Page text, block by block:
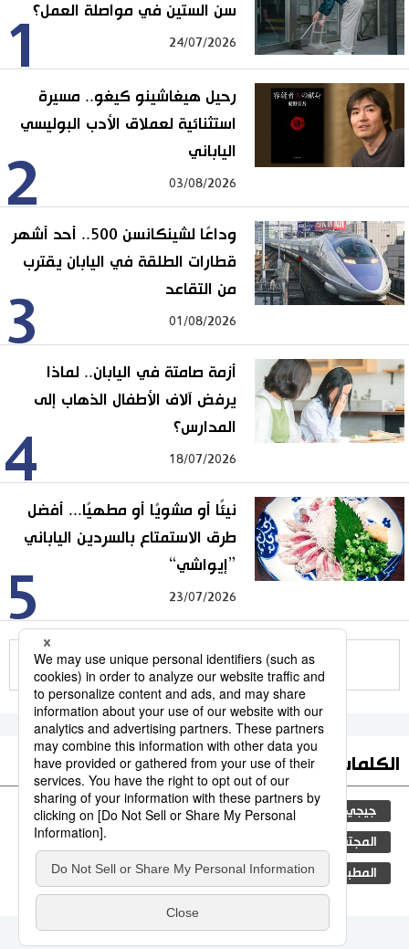
1سن الستين في مواصلة العمل؟
24/07/2026
2
رحيل هيغاشينو كيغو.. مسيرة
استثنائية لعملاق الأدب البوليسي
الياباني
03/08/2026
3
وداعًا لشينكانسن 500.. أحد أشهر
قطارات الطلقة في اليابان يقترب
من التقاعد
01/08/2026
4
أزمة صامتة في اليابان.. لماذا
يرفض آلاف الأطفال الذهاب إلى
المدارس؟
18/07/2026
5
نيئًا أو مشويًا أو مطهيًا... أفضل
طرق الاستمتاع بالسردين الياباني
”إيواشي“
23/07/2026
للمزيد
الكلمات الأكثر بحثا
جيجي برس التعليم الياباني ثقافة اليابان
المجتمع الياباني تكنولوجيا
المطبخ الياباني اقتصاد